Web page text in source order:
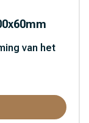
van het